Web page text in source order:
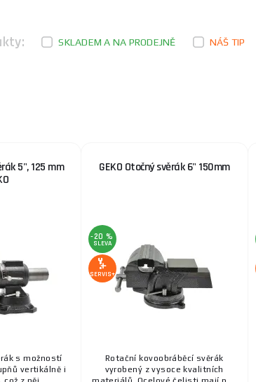
SKLADEM A NA PRODEJNĚ NÁŠ TIP
5", 125 mm
s možností
vertikálně i
GEKO Otočný svěrák 6" 150mm
-20 %
SLEVA
SERVIS+
Rotační kovoobráběcí svěrák
vyrobený z vysoce kvalitních